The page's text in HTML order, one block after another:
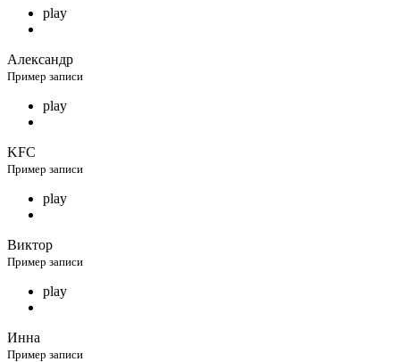
play
Александр
Пример записи
play
KFC
Пример записи
play
Виктор
Пример записи
play
Инна
Пример записи